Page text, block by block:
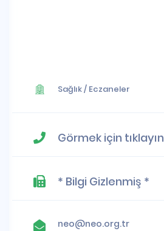
Sağlık/ Eczaneler
Görmek için tıklayın
* Bilgi Gizlenmiş *
neo@neo.org.tr